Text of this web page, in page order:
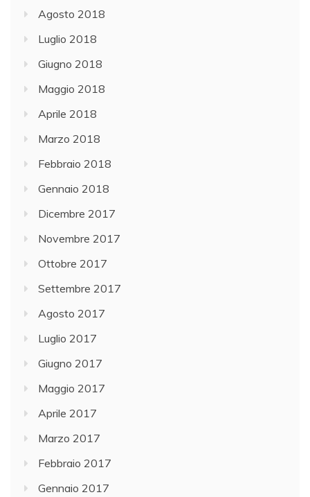
Agosto 2018
Luglio 2018
Giugno 2018
Maggio 2018
Aprile 2018
Marzo 2018
Febbraio 2018
Gennaio 2018
Dicembre 2017
Novembre 2017
Ottobre 2017
Settembre 2017
Agosto 2017
Luglio 2017
Giugno 2017
Maggio 2017
Aprile 2017
Marzo 2017
Febbraio 2017
Gennaio 2017